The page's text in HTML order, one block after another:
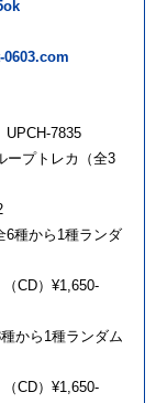
UPCH-7835
ープトレカ（全3
6種から1種ランダ
CD）¥1,650-
から1種ランダム
CD）¥1,650-